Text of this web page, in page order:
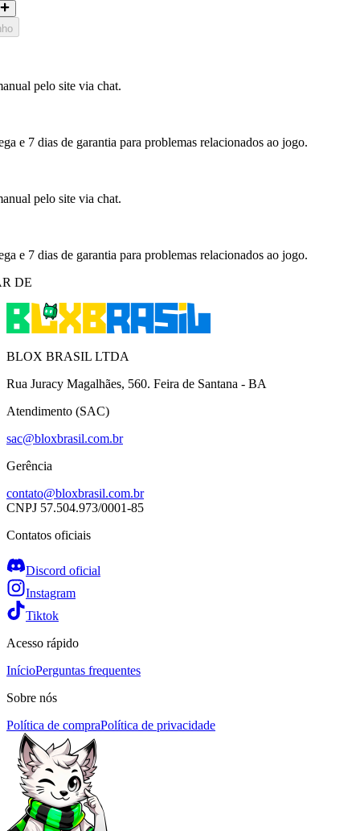
pelo site via chat.
e 7 dias de garantia para problemas relacionados ao jogo.
pelo site via chat.
e 7 dias de garantia para problemas relacionados ao jogo.
DE
BLOX BRASIL LTDA
Rua Juracy Magalhães, 560. Feira de Santana - BA
Atendimento (SAC)
sac@bloxbrasil.com.br
Gerência
contato@bloxbrasil.com.br
CNPJ 57.504.973/0001-85
Contatos oficiais
Discord oficial
Instagram
Tiktok
Acesso rápido
InícioPerguntas frequentes
Sobre nós
Política de compraPolítica de privacidade